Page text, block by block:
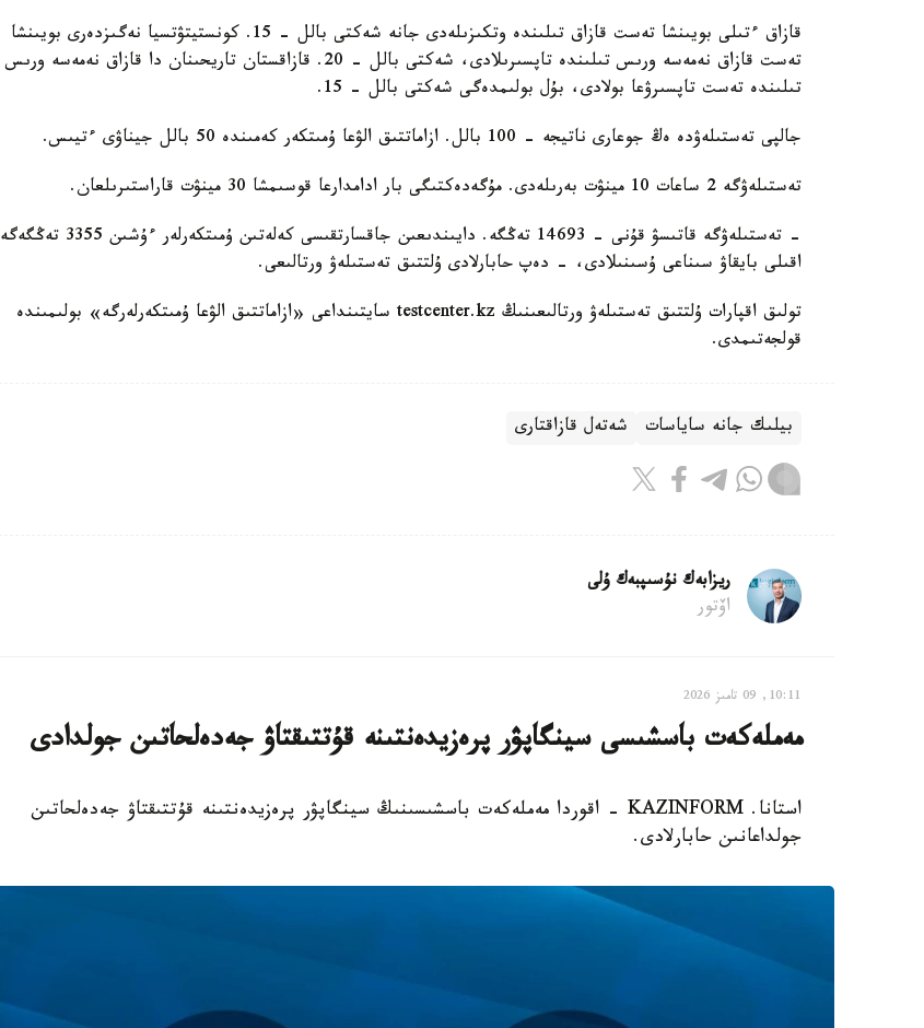
قازاق ءتىلى بويىنشا تەست قازاق تىلىندە وتكىزىلەدى جانە شەكتى بالل - 15. كونستيتۋتسيا نەگىزدەرى بويىنشا
تەست قازاق نەمەسە ورىس تىلىندە تاپسىرىلادى، شەكتى بالل - 20. قازاقستان تاريحىنان دا قازاق نەمەسە ورىس
تىلىندە تەست تاپسىرۋعا بولادى، بۇل بولىمدەگى شەكتى بالل - 15.
جالپى تەستىلەۋدە ەڭ جوعارى ناتيجە - 100 بالل. ازاماتتىق الۋعا ۇمىتكەر كەمىندە 50 بالل جيناۋى ءتيىس.
تەستىلەۋگە 2 ساعات 10 مينۋت بەرىلەدى. مۇگەدەكتىگى بار ادامدارعا قوسىمشا 30 مينۋت قاراستىرىلعان.
- تەستىلەۋگە قاتىسۋ قۇنى - 14693 تەڭگە. دايىندىعىن جاقسارتقىسى كەلەتىن ۇمىتكەرلەر ءۇشىن 3355 تەڭگەگە
اقىلى بايقاۋ سىناعى ۇسىنىلادى، - دەپ حابارلادى ۇلتتىق تەستىلەۋ ورتالىعى.
تولىق اقپارات ۇلتتىق تەستىلەۋ ورتالىعىنىڭ testcenter.kz سايتىنداعى «ازاماتتىق الۋعا ۇمىتكەرلەرگە» بولىمىندە
قولجەتىمدى.
بيلىك جانە ساياسات شەتەل قازاقتارى
ريزابەك نۇسىپبەك ۇلى
اۆتور
10:11, 09 تامىز 2026
مەملەكەت باسشىسى سينگاپۋر پرەزيدەنتىنە قۇتتىقتاۋ جەدەلحاتىن جولدادى
استانا. KAZINFORM - اقوردا مەملەكەت باسشىسىنىڭ سينگاپۋر پرەزيدەنتىنە قۇتتىقتاۋ جەدەلحاتىن
جولداعانىن حابارلادى.